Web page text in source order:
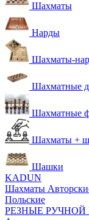
Шахматы
Нарды
Шахматы-
Шахматные
Шахматные
Шахматы +
Шашки
KADUN
Шахматы
Польские
РЕЗНЫЕ РУЧНОЙ